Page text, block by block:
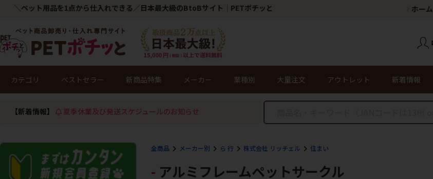
＼ペット用品を1点から仕入れできる／日本最大級のBtoBサイト｜PETポチッと ホーム
カテゴリ ベストセラー 新商品特集 メーカー 業種別 大量注文 アウトレット 新着情報
【新着情報】 夏季休業及び発送スケジュールのお知らせ
全商品 メーカー別 ら 行 株式会社 リッチェル 住まい
アルミフレームペットサークル